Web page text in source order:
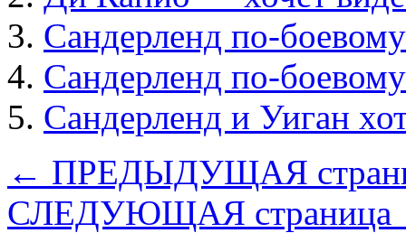
Сандерленд по-
Сандерленд по-
Сандерленд и Уиган
← ПРЕДЫДУЩАЯ
СЛЕДУЮЩАЯ